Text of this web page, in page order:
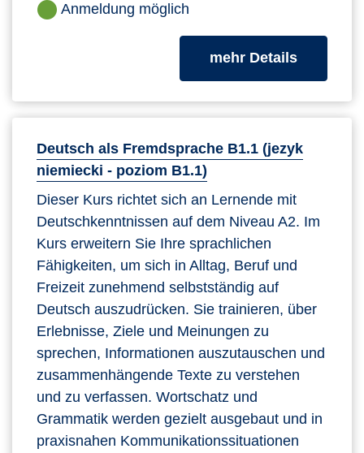
Anmeldung möglich
mehr Detailszum
Deutsch als Fremdsprache B1.1 (jezyk
niemiecki - poziom B1.1)
Dieser Kurs richtet sich an Lernende mit
Deutschkenntnissen auf dem Niveau A2. Im
Kurs erweitern Sie Ihre sprachlichen
Fähigkeiten, um sich in Alltag, Beruf und
Freizeit zunehmend selbstständig auf
Deutsch auszudrücken. Sie trainieren, über
Erlebnisse, Ziele und Meinungen zu
sprechen, Informationen auszutauschen und
zusammenhängende Texte zu verstehen
und zu verfassen. Wortschatz und
Grammatik werden gezielt ausgebaut und in
praxisnahen Kommunikationssituationen